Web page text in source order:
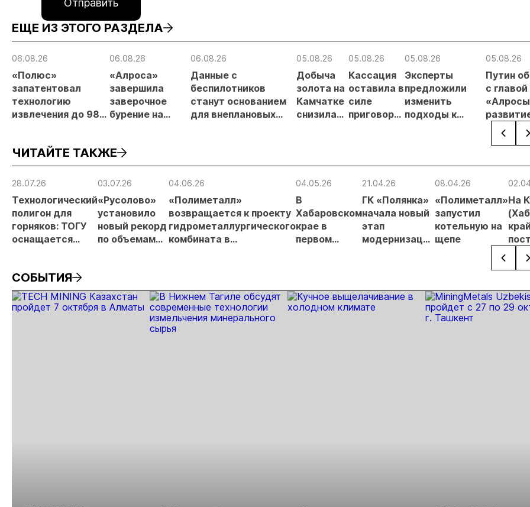
Отправить
ЕЩЕ ИЗ ЭТОГО РАЗДЕЛА
06.08.26
«Полюс»
запатентовал
технологию
извлечения до 98%
шлака
06.08.26
«Алроса»
завершила
заверочное
бурение на
Дегдекан
06.08.26
Данные с
беспилотников
станут основанием
для внеплановых
05.08.26
Добыча
золота на
Камчатке
снизилась
05.08.26
Кассация
оставила в
силе
приговор
кг золота и
серебра на
05.08.26
Эксперты
предложили
изменить
подходы к
на фоне
реформы
05.08.26
Путин
с главой
Якутии
ЧИТАЙТЕ ТАКЖЕ
28.07.26
Технологический
полигон для
горняков: ТОГУ
оснащается
отечественного
производства
03.07.26
«Русолово»
установило
новый рекорд
по объемам
04.06.26
«Полиметалл»
возвращается к проекту
гидрометаллургического
комбината в
04.05.26
В
Хабаровском
крае в
первом
золота
21.04.26
ГК «Полянка»
начала новый
этап
модернизации
08.04.26
«Полиметалл»
запустил
котельную на
щепе
На
СОБЫТИЯ